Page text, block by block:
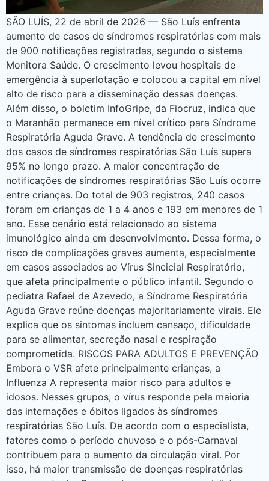
SÃO LUÍS, 22 de abril de 2026 — São Luís enfrenta
aumento de casos de síndromes respiratórias com mais
de 900 notificações registradas, segundo o sistema
Monitora Saúde. O crescimento levou hospitais de
emergência à superlotação e colocou a capital em nível
alto de risco para a disseminação dessas doenças.
Além disso, o boletim InfoGripe, da Fiocruz, indica que
o Maranhão permanece em nível crítico para Síndrome
Respiratória Aguda Grave. A tendência de crescimento
dos casos de síndromes respiratórias São Luís supera
95% no longo prazo. A maior concentração de
notificações de síndromes respiratórias São Luís ocorre
entre crianças. Do total de 903 registros, 240 casos
foram em crianças de 1 a 4 anos e 193 em menores de 1
ano. Esse cenário está relacionado ao sistema
imunológico ainda em desenvolvimento. Dessa forma, o
risco de complicações graves aumenta, especialmente
em casos associados ao Vírus Sincicial Respiratório,
que afeta principalmente o público infantil. Segundo o
pediatra Rafael de Azevedo, a Síndrome Respiratória
Aguda Grave reúne doenças majoritariamente virais. Ele
explica que os sintomas incluem cansaço, dificuldade
para se alimentar, secreção nasal e respiração
comprometida. RISCOS PARA ADULTOS E PREVENÇÃO
Embora o VSR afete principalmente crianças, a
Influenza A representa maior risco para adultos e
idosos. Nesses grupos, o vírus responde pela maioria
das internações e óbitos ligados às síndromes
respiratórias São Luís. De acordo com o especialista,
fatores como o período chuvoso e o pós-Carnaval
contribuem para o aumento da circulação viral. Por
isso, há maior transmissão de doenças respiratórias